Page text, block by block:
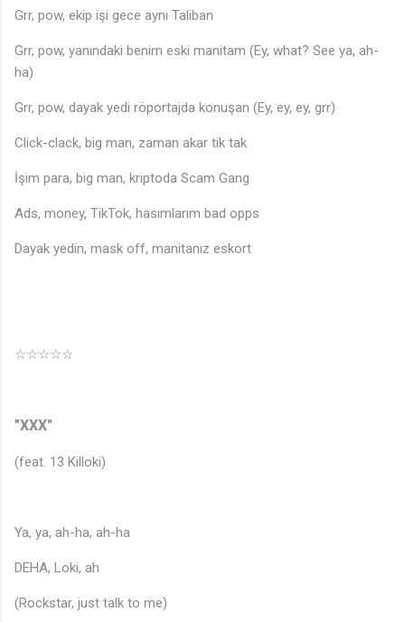
Grr, pow, ekip işi gece aynı Taliban
Grr, pow, yanındaki benim eski manitam (Ey, what? See ya, ah-
ha)
Grr, pow, dayak yedi röportajda konuşan (Ey, ey, ey, grr)
Click-clack, big man, zaman akar tik tak
İşim para, big man, kriptoda Scam Gang
Ads, money, TikTok, hasımlarım bad opps
Dayak yedin, mask off, manitanız eskort
☆☆☆☆☆
"XXX"
(feat. 13 Killoki)
Ya, ya, ah-ha, ah-ha
DEHA, Loki, ah
(Rockstar, just talk to me)